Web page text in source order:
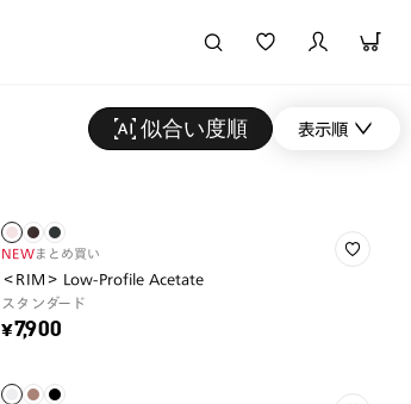
似合い度順 表示順
NEWまとめ買い
＜RIM＞ Low-Profile Acetate
スタンダード
¥7,900